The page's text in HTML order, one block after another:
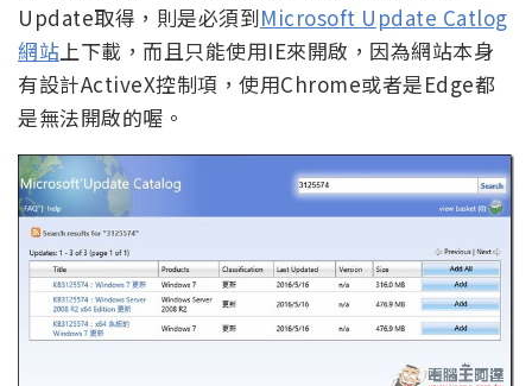
Update取得，則是必須到Microsoft Update Catlog
網站 上下載，而且只能使用IE來開啟，因為網站本身
有設計ActiveX控制項，使用Chrome或者是Edge都
是無法開啟的喔。